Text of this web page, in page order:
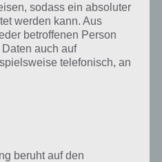
Teilen auf Facebook
auf Touchportal
sodass ein absoluter
werden kann. Aus
betroffenen Person
auch auf
telefonisch, an
beruht auf den